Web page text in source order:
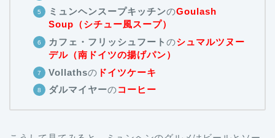
ミュンヘンスープキッチンのGoulash
Soup（シチュー風スープ）
カフェ・フリッシュフート のシュマルツヌー
デル（南ドイツの揚げパン）
Vollathsの ドイツケーキ
ダルマイヤーのコーヒー